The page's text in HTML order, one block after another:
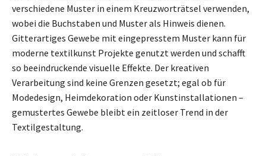
verschiedene Muster in einem Kreuzworträtsel verwenden,
wobei die Buchstaben und Muster als Hinweis dienen.
Gitterartiges Gewebe mit eingepresstem Muster kann für
moderne textilkunst Projekte genutzt werden und schafft
so beeindruckende visuelle Effekte. Der kreativen
Verarbeitung sind keine Grenzen gesetzt; egal ob für
Modedesign, Heimdekoration oder Kunstinstallationen –
gemustertes Gewebe bleibt ein zeitloser Trend in der
Textilgestaltung.